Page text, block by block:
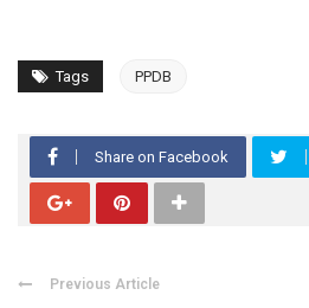
Tags PPDB
Share on Facebook
Previous Article